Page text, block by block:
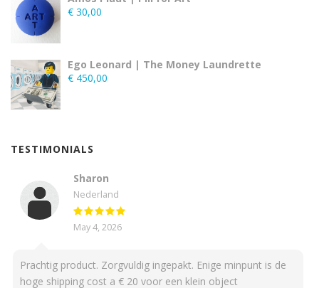
€ 30,00
Ego Leonard | The Money Laundrette
€ 450,00
TESTIMONIALS
Sharon
Nederland
May 4, 2026
Prachtig product. Zorgvuldig ingepakt. Enige minpunt is de
hoge shipping cost a € 20 voor een klein object